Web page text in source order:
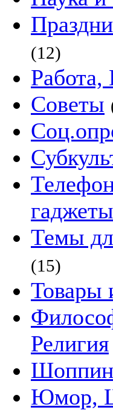
(12)
Работа,
Советы
гаджеты
Темы
(15)
Товары
Религия
Юмор,